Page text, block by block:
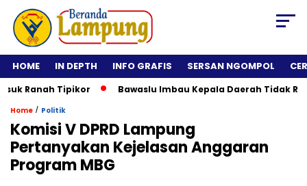
HOME IN DEPTH INFO GRAFIS SERSAN NGOMPOL
Ranah Tipikor Bawaslu Imbau Kepala Daerah Tidak
Home / Politik
Komisi V DPRD Lampung
Pertanyakan Kejelasan Anggaran
Program MBG